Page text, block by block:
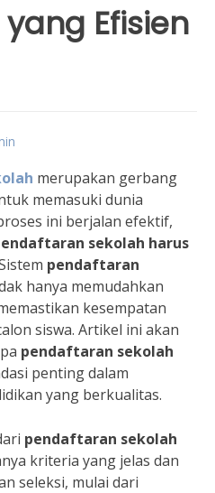
Efisien
merupakan gerbang
memasuki dunia
ini berjalan efektif,
sekolah harus
pendaftaran
hanya memudahkan
kesempatan
siswa. Artikel ini akan
pendaftaran sekolah
penting dalam
yang berkualitas.
pendaftaran sekolah
kriteria yang jelas dan
seleksi, mulai dari